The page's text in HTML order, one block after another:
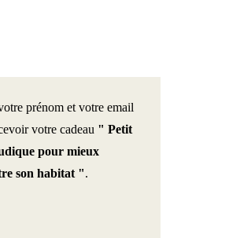
3 : Le gîte de Lucie
vie ( Podcast )
Etre serein avec le Linky du
voisin ? ( Podcast )
prénom et votre email
votre cadeau " Petit
pour mieux
son habitat ".